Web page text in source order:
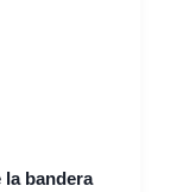
la bandera